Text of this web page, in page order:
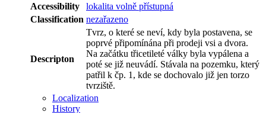
Accessibility
lokalita volně přístupná
Classification nezařazeno
Descripton
Tvrz, o které se neví, kdy byla postavena, se
poprvé připomínána při prodeji vsi a dvora.
Na začátku třicetileté války byla vypálena a
poté se již neuvádí. Stávala na pozemku, který
patřil k čp. 1, kde se dochovalo již jen torzo
tvrziště.
Localization
History